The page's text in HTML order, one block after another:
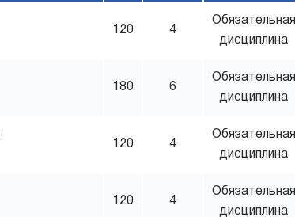
120 4
Обязательная
дисциплина
180 6
Обязательная
дисциплина
120 4
Обязательная
дисциплина
120 4
Обязательная
дисциплина